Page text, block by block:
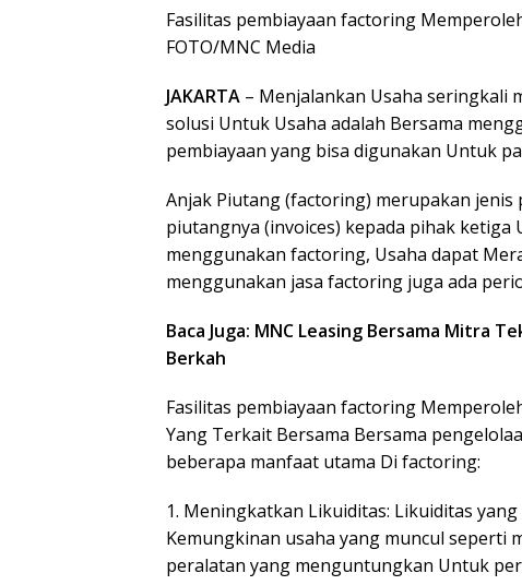
Fasilitas pembiayaan factoring
FOTO/MNC Media
JAKARTA – Menjalankan Usaha seringkali
solusi Untuk Usaha adalah Bersama
pembiayaan yang bisa digunakan Untuk
Anjak Piutang (factoring) merupakan jenis
piutangnya (invoices) kepada pihak
menggunakan factoring, Usaha dapat
menggunakan jasa factoring juga ada
Baca Juga: MNC Leasing Bersama Mitra
Berkah
Fasilitas pembiayaan factoring
Yang Terkait Bersama Bersama
beberapa manfaat utama Di factoring:
1. Meningkatkan Likuiditas: Likuiditas
Kemungkinan usaha yang muncul seperti
peralatan yang menguntungkan Untuk